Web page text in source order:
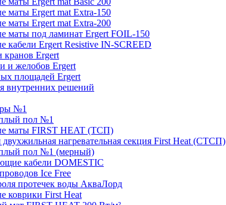
маты Ergert mat Extra-150
маты Ergert mat Extra-200
маты под ламинат Ergert FOIL-150
кабели Ergert Resistive IN-SCREED
кранов Ergert
и желобов Ergert
площадей Ergert
внутренних решений
№1
пол №1
маты FIRST HEAT (ТСП)
двухжильная нагревательная секция First Heat (СТСП)
пол №1 (мерный)
кабели DOMESTIC
Ice Free
протечек воды АкваЛорд
коврики First Heat